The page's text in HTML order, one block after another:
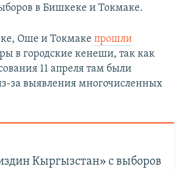
в Бишкеке и Токмаке.
Оше и Токмаке прошли
в городские кенеши, так как
11 апреля там были
за выявления многочисленных
Кыргызстан» с выборов